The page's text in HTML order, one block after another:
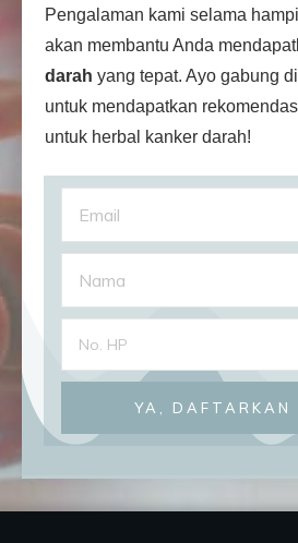
Pengalaman kami selama
akan membantu Anda
darah yang tepat. Ayo gabung di
untuk mendapatkan
untuk herbal kanker darah!
YA, DAFTARKAN